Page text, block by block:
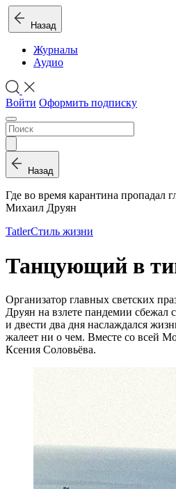
Назад
Журналы
Аудио
Войти Оформить подписку
Назад
Где во время карантина пропадал
Михаил Друян
TatlerСтиль жизни
Танцующий в
Организатор главных светских
Друян на взлете пандемии сбежал
и двести два дня наслаждался
жалеет ни о чем. Вместе со всей
Ксения Соловьёва.